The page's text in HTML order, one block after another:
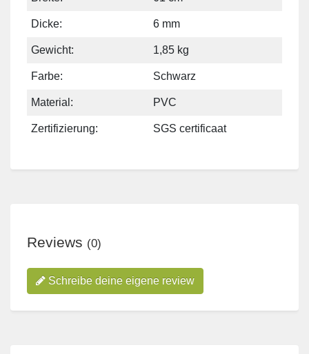
Dicke: 6 mm
Gewicht: 1,85 kg
Farbe: Schwarz
Material: PVC
Zertifizierung: SGS certificaat
Reviews (0)
Schreibe deine eigene review